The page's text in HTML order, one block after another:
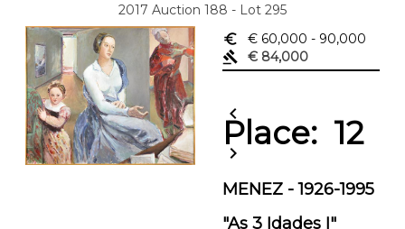
2017 Auction 188 - Lot 295
euro_symbol
€ 60,000 - 90,000
gavel
€ 84,000
chevron_left
Place: 12
chevron_right
MENEZ - 1926-1995
"As 3 Idades I"